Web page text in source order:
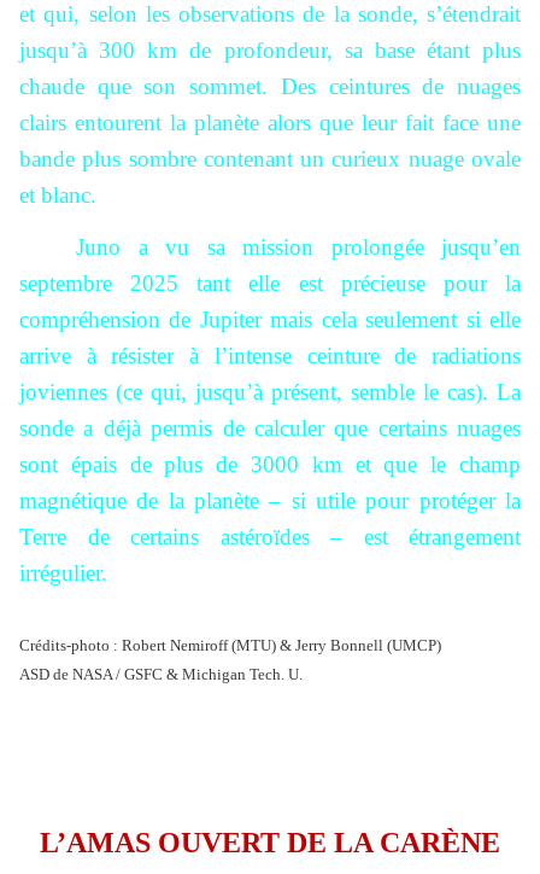
et qui, selon les observations de la sonde, s’étendrait
jusqu’à 300 km de profondeur, sa base étant plus
chaude que son sommet. Des ceintures de nuages
clairs entourent la planète alors que leur fait face une
bande plus sombre contenant un curieux nuage ovale
et blanc.
Juno a vu sa mission prolongée jusqu’en
septembre 2025 tant elle est précieuse pour la
compréhension de Jupiter mais cela seulement si elle
arrive à résister à l’intense ceinture de radiations
joviennes (ce qui, jusqu’à présent, semble le cas). La
sonde a déjà permis de calculer que certains nuages
sont épais de plus de 3000 km et que le champ
magnétique de la planète – si utile pour protéger la
Terre de certains astéroïdes – est étrangement
irrégulier.
Crédits-photo : Robert Nemiroff (MTU) & Jerry Bonnell (UMCP)
ASD de NASA / GSFC & Michigan Tech. U.
L’AMAS OUVERT DE LA CARÈNE